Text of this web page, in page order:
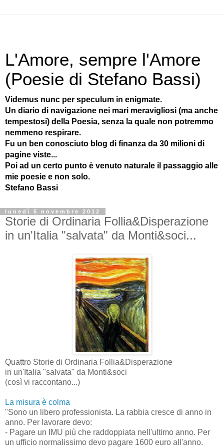
L'Amore, sempre l'Amore
(Poesie di Stefano Bassi)
Videmus nunc per speculum in enigmate.
Un diario di navigazione nei mari meravigliosi (ma anche
tempestosi) della Poesia, senza la quale non potremmo
nemmeno respirare.
Fu un ben conosciuto blog di finanza da 30 milioni di
pagine viste...
Poi ad un certo punto è venuto naturale il passaggio alle
mie poesie e non solo.
Stefano Bassi
lunedì 5 novembre 2012
Storie di Ordinaria Follia&Disperazione
in un'Italia "salvata" da Monti&soci...
Quattro Storie di Ordinaria Follia&Disperazione
in un'Italia "salvata" da Monti&soci
(così vi raccontano...)
La misura è colma
"Sono un libero professionista. La rabbia cresce di anno in
anno. Per lavorare devo:
- Pagare un IMU più che raddoppiata nell'ultimo anno. Per
un ufficio normalissimo devo pagare 1600 euro all'anno.